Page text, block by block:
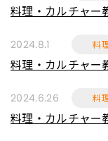
料理・カルチャー
2024.8.1 料
料理・カルチャー
2024.6.26 料
料理・カルチャー